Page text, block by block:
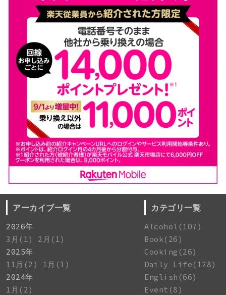
アーカイブ一覧
2026年
3月(1)
2月(1)
2025年
11月(2)
1月(1)
2024年
1月(2)
カテゴリ一覧
Alcohol(107)
Book(26)
Cooking(26)
Daily Life(128)
English(66)
Event(8)